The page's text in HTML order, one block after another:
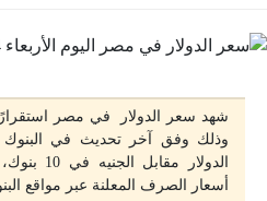
وذلك وفق آخر تحديث في البنوك
الدولار
أسعار الصرف المعلنة عبر مواقع